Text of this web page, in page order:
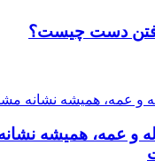
دست چیست؟
و عمه، همیشه